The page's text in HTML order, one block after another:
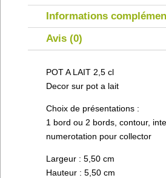
Informations
Avis (0)
POT A LAIT 2,5 cl
Decor sur pot a lait
Choix de présentations :
1 bord ou 2 bords, contour,
numerotation pour collector
Largeur : 5,50 cm
Hauteur : 5,50 cm